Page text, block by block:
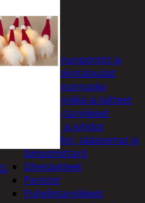
Kissat
Koirat
Linnut
Linnunpöntöt ja
ruokintalaudat
Linnunruoka
Kodin elektroniikka ja laitteet
Imurit ja tarvikkeet
Kaapelit ja johdot
Kelloradiot, sääasemat ja
lämpömittarit
Oheislaitteet
Paristot
Puhelintarvikkeet